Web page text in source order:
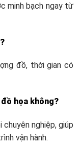
minh bạch ngay từ
đồ, thời gian có
họa không?
nghiệp, giúp
vận hành.